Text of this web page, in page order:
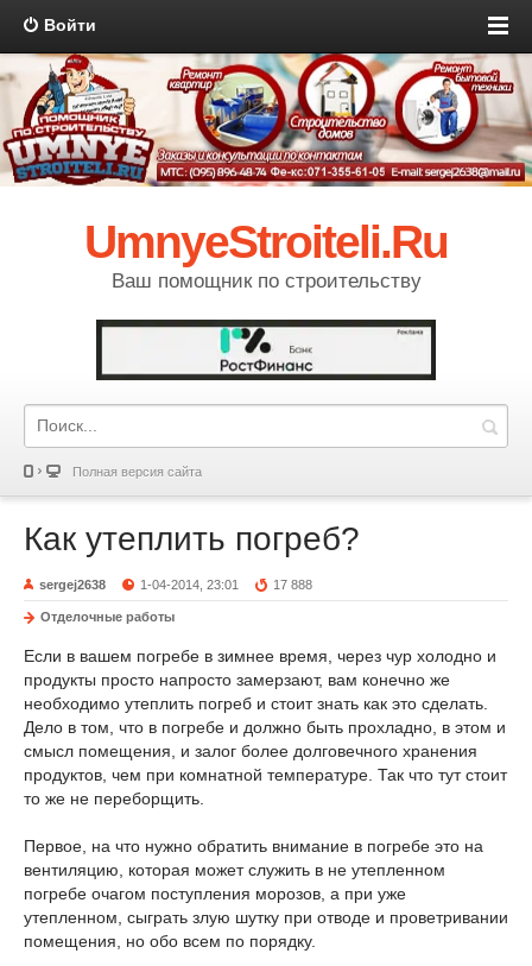
Войти
UmnyeStroiteli.Ru
Ваш помощник по строительству
Полная версия сайта
Как утеплить погреб?
sergej2638 1-04-2014, 23:01 17 888
Отделочные работы
Если в вашем погребе в зимнее время, через чур холодно и
продукты просто напросто замерзают, вам конечно же
необходимо утеплить погреб и стоит знать как это сделать.
Дело в том, что в погребе и должно быть прохладно, в этом и
смысл помещения, и залог более долговечного хранения
продуктов, чем при комнатной температуре. Так что тут стоит
то же не переборщить.
Первое, на что нужно обратить внимание в погребе это на
вентиляцию, которая может служить в не утепленном
погребе очагом поступления морозов, а при уже
утепленном, сыграть злую шутку при отводе и проветривании
помещения, но обо всем по порядку.